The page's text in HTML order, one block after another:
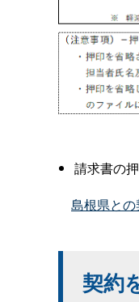
請求書の
島根県と
契約